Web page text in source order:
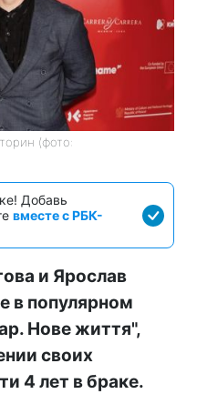
(фото:
Добавь
вместе с РБК-
и Ярослав
в популярном
Нове життя",
своих
4 лет в браке.